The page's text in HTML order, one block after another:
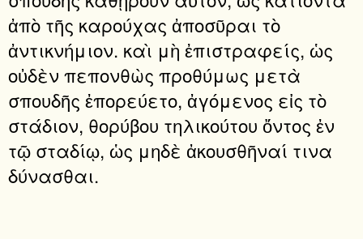
ἀπὸ τῆς καρούχας ἀποσῦραι τὸ
ἀντικνήμιον. καὶ μὴ ἐπιστραφείς, ὡς
οὐδὲν πεπονθὼς προθύμως μετὰ
σπουδῆς ἐπορεύετο, ἀγόμενος εἰς τὸ
στάδιον, θορύβου τηλικούτου ὄντος ἐν
τῷ σταδίῳ, ὡς μηδὲ ἀκουσθῆναί τινα
δύνασθαι.